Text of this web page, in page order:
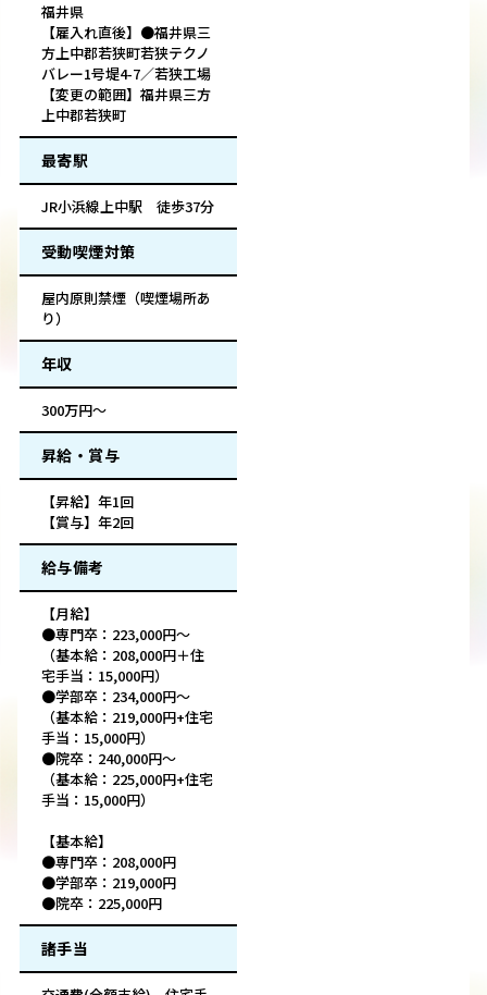
福井県
【雇入れ直後】●福井県三
方上中郡若狭町若狭テクノ
バレー1号堤4-7／若狭工場
【変更の範囲】福井県三方
上中郡若狭町
最寄駅
JR小浜線上中駅 徒歩37分
受動喫煙対策
屋内原則禁煙（喫煙場所あ
り）
年収
300万円～
昇給・賞与
【昇給】年1回
【賞与】年2回
給与備考
【月給】
●専門卒：223,000円～
（基本給：208,000円＋住
宅手当：15,000円）
●学部卒：234,000円～
（基本給：219,000円+住宅
手当：15,000円）
●院卒：240,000円～
（基本給：225,000円+住宅
手当：15,000円）
【基本給】
●専門卒：208,000円
●学部卒：219,000円
●院卒：225,000円
諸手当